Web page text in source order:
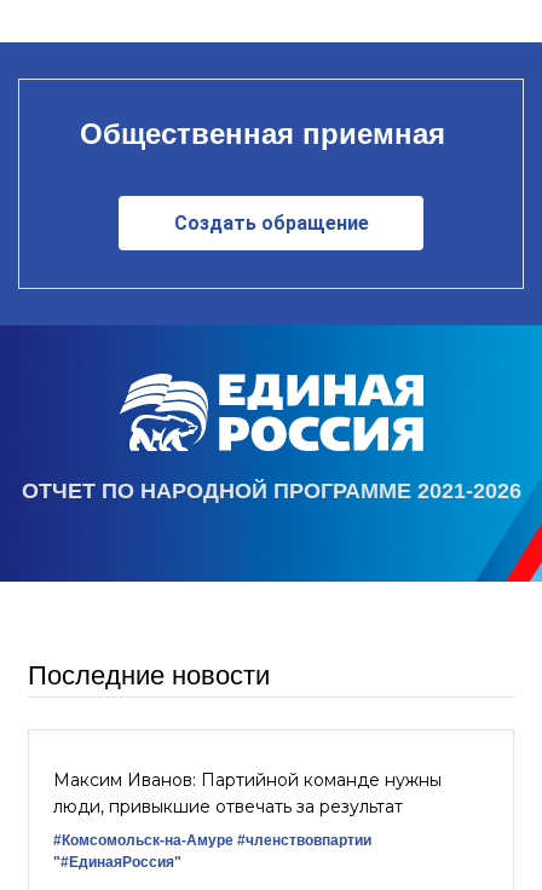
Общественная приемная
Создать обращение
ОТЧЕТ ПО НАРОДНОЙ ПРОГРАММЕ 2021-2026
Последние новости
Максим Иванов: Партийной команде нужны
люди, привыкшие отвечать за результат
#Комсомольск-на-Амуре #членствовпартии
"#ЕдинаяРоссия"